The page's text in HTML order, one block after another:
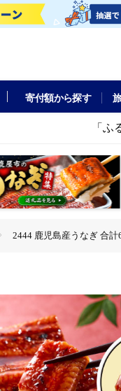
寄付額から探す
「
2444 鹿児島産うなぎ 合